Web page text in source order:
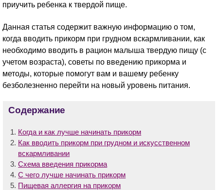
приучить ребенка к твердой пище.
Данная статья содержит важную информацию о том,
когда вводить прикорм при грудном вскармливании, как
необходимо вводить в рацион малыша твердую пищу (с
учетом возраста), советы по введению прикорма и
методы, которые помогут вам и вашему ребенку
безболезненно перейти на новый уровень питания.
Содержание
Когда и как лучше начинать прикорм
Как вводить прикорм при грудном и искусственном
вскармливании
Схема введения прикорма
С чего лучше начинать прикорм
Пищевая аллергия на прикорм